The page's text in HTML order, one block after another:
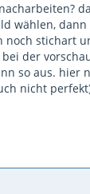
wählen,
noch stichart
der
so aus. hier
nicht